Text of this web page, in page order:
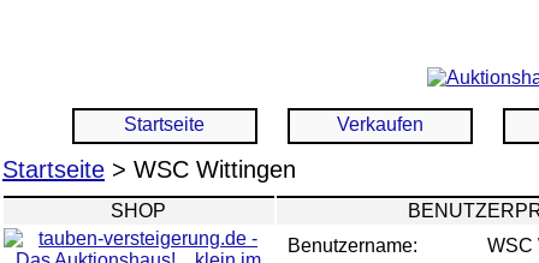
Startseite Verkaufen
Startseite > WSC Wittingen
SHOP
Benutzername:
WSC